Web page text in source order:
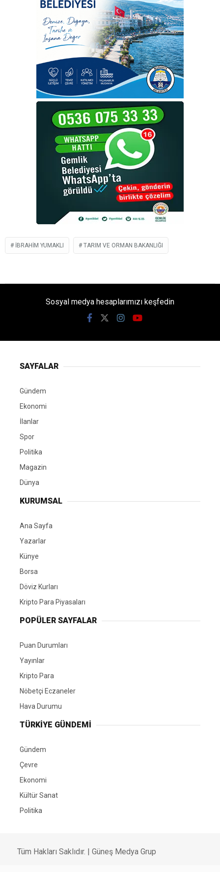
IBRAHIM YUMAKLI TARIM VE ORMAN BAKANLIĞI
Sosyal medya hesaplarımızı keşfedin
SAYFALAR
Gündem
Ekonomi
İlanlar
Spor
Politika
Magazin
Dünya
KURUMSAL
Ana Sayfa
Yazarlar
Künye
Borsa
Döviz Kurları
Kripto Para Piyasaları
POPÜLER SAYFALAR
Puan Durumları
Yayınlar
Kripto Para
Nöbetçi Eczaneler
Hava Durumu
TÜRKIYE GÜNDEMI
Gündem
Çevre
Ekonomi
Kültür Sanat
Politika
Tüm Hakları Saklıdır. | Güneş Medya Grup